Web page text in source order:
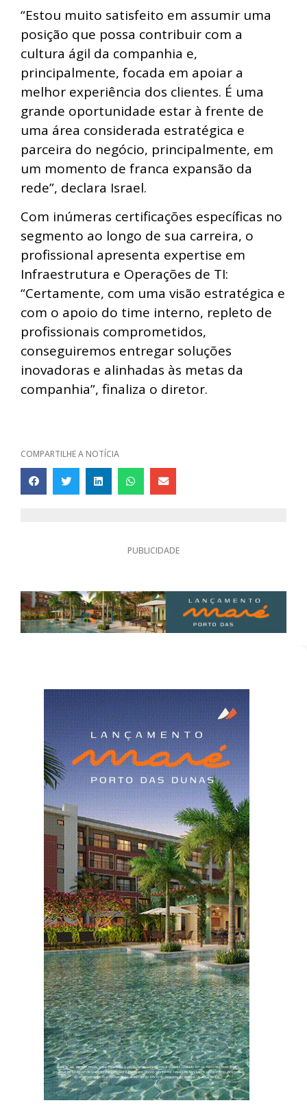
“Estou muito satisfeito em assumir uma
posição que possa contribuir com a
cultura ágil da companhia e,
principalmente, focada em apoiar a
melhor experiência dos clientes. É uma
grande oportunidade estar à frente de
uma área considerada estratégica e
parceira do negócio, principalmente, em
um momento de franca expansão da
rede”, declara Israel.
Com inúmeras certificações específicas no
segmento ao longo de sua carreira, o
profissional apresenta expertise em
Infraestrutura e Operações de TI:
“Certamente, com uma visão estratégica e
com o apoio do time interno, repleto de
profissionais comprometidos,
conseguiremos entregar soluções
inovadoras e alinhadas às metas da
companhia”, finaliza o diretor.
COMPARTILHE A NOTÍCIA
PUBLICIDADE